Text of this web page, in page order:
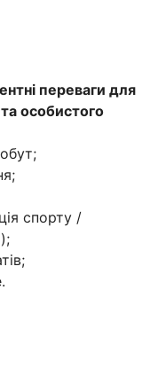
переваги для
особистого
спорту /